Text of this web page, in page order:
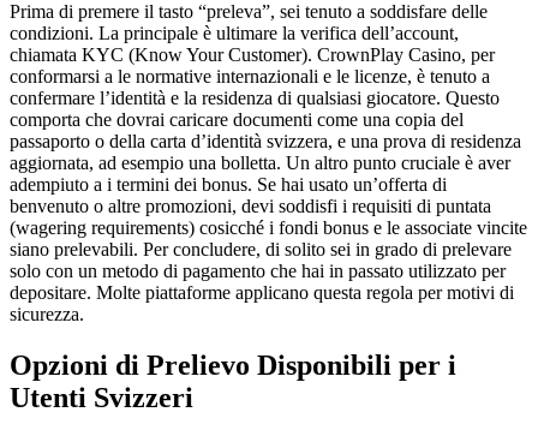
Prima di premere il tasto “preleva”, sei tenuto a soddisfare delle
condizioni. La principale è ultimare la verifica dell’account,
chiamata KYC (Know Your Customer). CrownPlay Casino, per
conformarsi a le normative internazionali e le licenze, è tenuto a
confermare l’identità e la residenza di qualsiasi giocatore. Questo
comporta che dovrai caricare documenti come una copia del
passaporto o della carta d’identità svizzera, e una prova di residenza
aggiornata, ad esempio una bolletta. Un altro punto cruciale è aver
adempiuto a i termini dei bonus. Se hai usato un’offerta di
benvenuto o altre promozioni, devi soddisfi i requisiti di puntata
(wagering requirements) cosicché i fondi bonus e le associate vincite
siano prelevabili. Per concludere, di solito sei in grado di prelevare
solo con un metodo di pagamento che hai in passato utilizzato per
depositare. Molte piattaforme applicano questa regola per motivi di
sicurezza.
Opzioni di Prelievo Disponibili per i
Utenti Svizzeri